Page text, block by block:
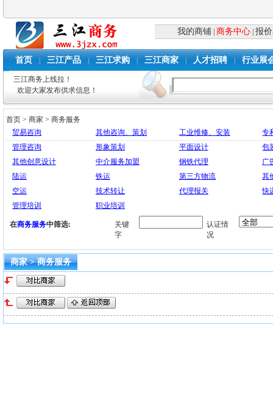
我的商铺 商务中心 |报
首页 三江产品 三江求购 三江商家 人才招聘 行业展
三江商务上线拉！
欢迎大家发布供求信息！
首页 >商家 >商务服务
贸易咨询
其他咨询、策划 工业维修、安装
专
管理咨询
形象策划 平面设计
包
其他创意设计
中介服务加盟 钢铁代理
广
陆运
铁运 第三方物流
其
空运
技术转让 代理报关
快
管理培训
职业培训
在商务服务中筛选:
关键
字
认证情
况
商家 > 商务服务